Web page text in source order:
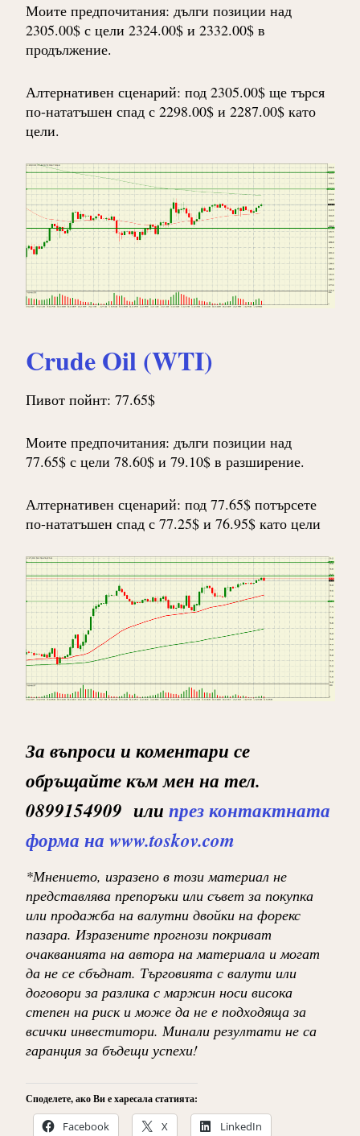
Моите предпочитания: дълги позиции над
2305.00$ с цели 2324.00$ и 2332.00$ в
продължение.
Алтернативен сценарий: под 2305.00$ ще търся
по-нататъшен спад с 2298.00$ и 2287.00$ като
цели.
Crude Oil (WTI)
Пивот пойнт: 77.65$
Моите предпочитания: дълги позиции над
77.65$ с цели 78.60$ и 79.10$ в разширение.
Алтернативен сценарий: под 77.65$ потърсете
по-нататъшен спад с 77.25$ и 76.95$ като цели
За въпроси и коментари се
обръщайте към мен на тел.
0899154909 или през контактната
форма на www.toskov.com
*Мнението, изразено в този материал не
представлява препоръки или съвет за покупка
или продажба на валутни двойки на форекс
пазара. Изразените прогнози покриват
очакванията на автора на материала и могат
да не се сбъднат. Търговията с валути или
договори за разлика с маржин носи висока
степен на риск и може да не е подходяща за
всички инвеститори. Минали резултати не са
гаранция за бъдещи успехи!
Споделете, ако Ви е харесала статията:
Facebook X LinkedIn